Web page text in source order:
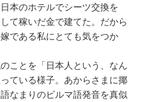
本のホテルでシーツ交換を
て稼いだ金で建てた。だから
である私にとても気をつか
ことを「日本人という、なん
ている様子。あからさまに揶
なまりのビルマ語発音を真似